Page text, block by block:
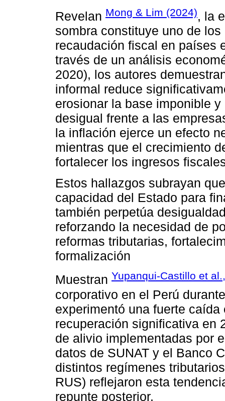
Revelan Mong & Lim (2024), la
sombra constituye uno de
recaudación fiscal en países
través de un análisis
2020), los autores
informal reduce
erosionar la base imponible
desigual frente a las
la inflación ejerce un efecto
mientras que el crecimiento
fortalecer los ingresos
Estos hallazgos subrayan
capacidad del Estado para
también perpetúa
reforzando la necesidad de
reformas tributarias,
formalización
Muestran Yupanqui-Castillo et
corporativo en el Perú
experimentó una fuerte
recuperación significativa en
de alivio implementadas por
datos de SUNAT y el Banco
distintos regímenes
RUS) reflejaron esta
repunte posterior.